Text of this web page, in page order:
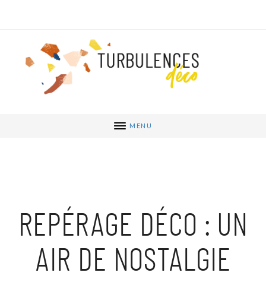
MENU
REPÉRAGE DÉCO : UN
AIR DE NOSTALGIE